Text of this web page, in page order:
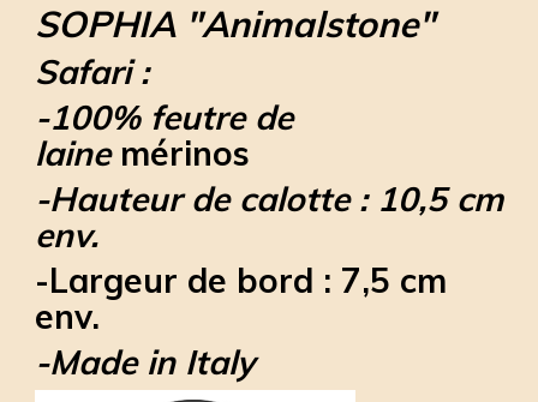
SOPHIA "Animalstone"
Safari :
-100% feutre de
lainemérinos
-Hauteur de calotte : 10,5 cm
env.
-Largeur de bord : 7,5 cm
env.
-Made in Italy